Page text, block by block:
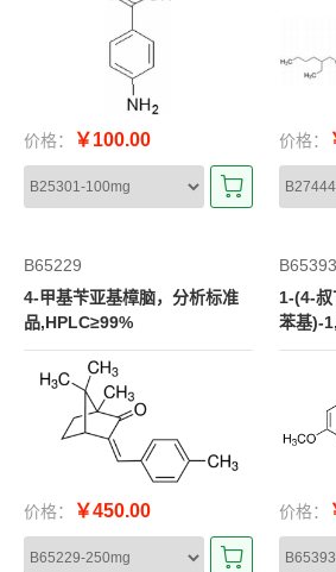
价格： ￥100.00 价格：
B65229
4-甲基苄亚基樟脑，分析标准
品,HPLC≥99%
价格： ￥450.00
B65393
1-(4-
苯基)-
价格：